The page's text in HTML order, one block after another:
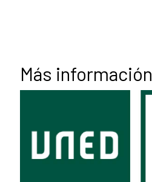
Más información